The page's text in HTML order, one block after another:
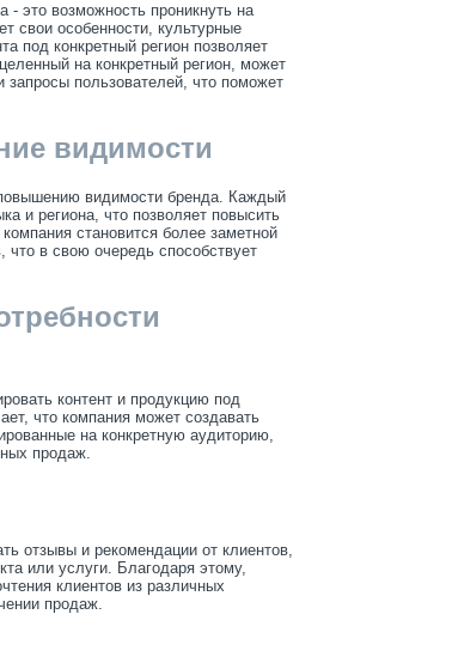
- это возможность проникнуть на
свои особенности, культурные
под конкретный регион позволяет
на конкретный регион, может
пользователей, что поможет
видимости
видимости бренда. Каждый
и региона, что позволяет повысить
становится более заметной
что в свою очередь способствует
контент и продукцию под
что компания может создавать
на конкретную аудиторию,
продаж.
отзывы и рекомендации от клиентов,
или услуги. Благодаря этому,
клиентов из различных
продаж.